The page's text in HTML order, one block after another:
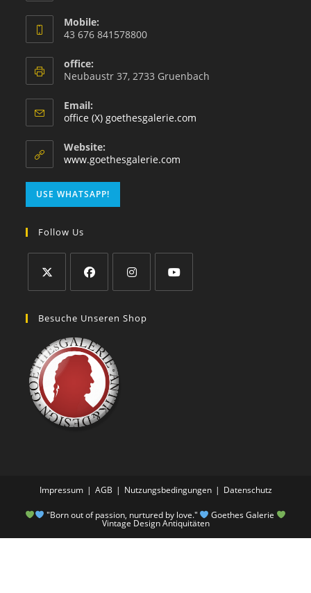
Mobile:
43 676 841578800
office:
Neubaustr 37, 2733 Gruenbach
Email:
office (X) goethesgalerie.com
Website:
www.goethesgalerie.com
USE WHATSAPP!
Follow Us
Besuche Unseren Shop
Impressum AGB Nutzungsbedingungen Datenschutz
"Born out of passion, nurtured by love." Goethes Galerie
Vintage Design Antiquitäten